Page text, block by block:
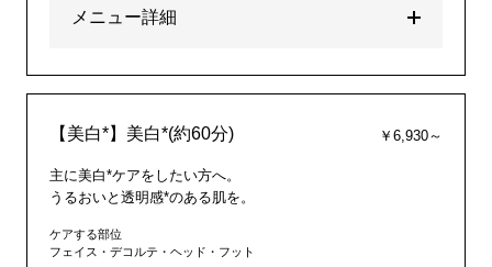
メニュー詳細
【美白*】美白*(約60分) ￥6,930～
主に美白*ケアをしたい方へ。
うるおいと透明感*のある肌を。
ケアする部位
フェイス・デコルテ・ヘッド・フット